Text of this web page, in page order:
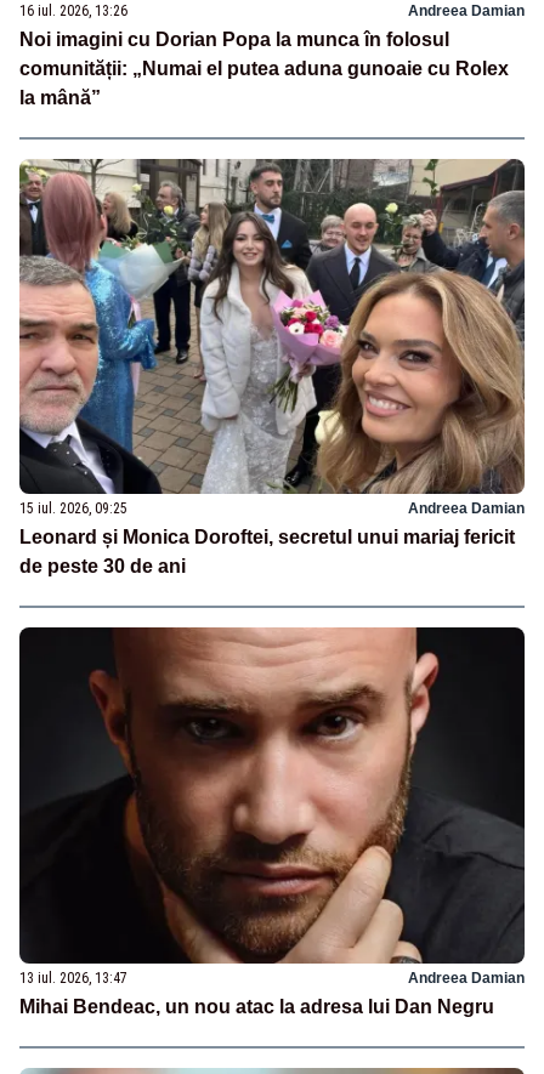
16 iul. 2026, 13:26 Andreea Damian
Noi imagini cu Dorian Popa la munca în folosul
comunității: „Numai el putea aduna gunoaie cu Rolex
la mână”
15 iul. 2026, 09:25 Andreea Damian
Leonard și Monica Doroftei, secretul unui mariaj fericit
de peste 30 de ani
13 iul. 2026, 13:47 Andreea Damian
Mihai Bendeac, un nou atac la adresa lui Dan Negru